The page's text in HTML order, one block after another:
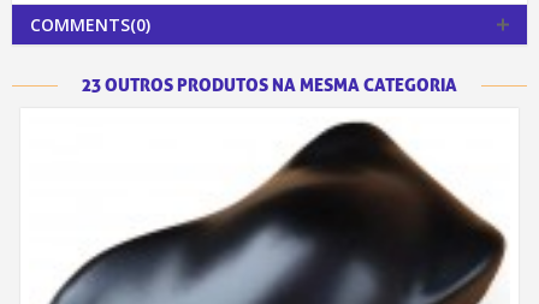
COMMENTS(0)
23 OUTROS PRODUTOS NA MESMA CATEGORIA